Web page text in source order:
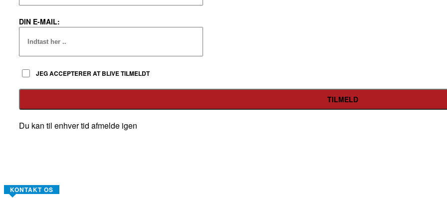
DIN E-MAIL:
JEG ACCEPTERER AT BLIVE TILMELDT
Du kan til enhver tid afmelde igen
KONTAKT OS